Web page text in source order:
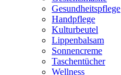
Gesundheitspflege
Handpflege
Kulturbeutel
Lippenbalsam
Sonnencreme
Taschentücher
Wellness